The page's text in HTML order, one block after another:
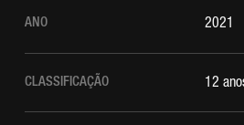
ANO 2021
CLASSIFICAÇÃO 12